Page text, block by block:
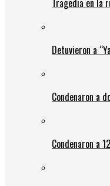
Tragedia en la
Detuvieron a
Condenaron a
Condenaron a